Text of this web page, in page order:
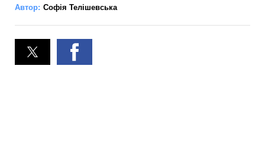
Автор: Софія Телішевська